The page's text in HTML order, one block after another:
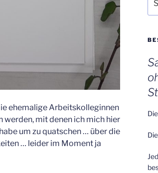
ehemalige Arbeitskolleginnen
werden, mit denen ich mich hier
um zu quatschen … über die
… leider im Moment ja